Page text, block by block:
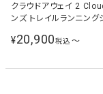
クラウドアウェイ 2
ンズ トレイルランニング
¥20,900税込 〜